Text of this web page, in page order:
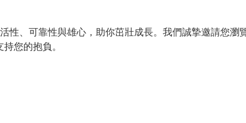
性、可靠性與雄心，助你茁壯成長。我們誠摯邀請您瀏
您的抱負。